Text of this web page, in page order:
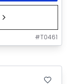
#T0461